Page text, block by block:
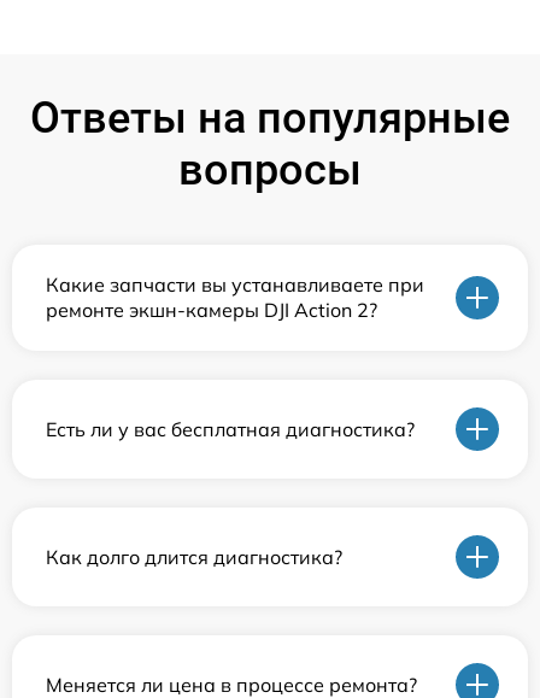
Ответы на популярные
вопросы
Какие запчасти вы устанавливаете при
ремонте экшн-камеры DJI Action 2?
Есть ли у вас бесплатная диагностика?
Как долго длится диагностика?
Меняется ли цена в процессе ремонта?